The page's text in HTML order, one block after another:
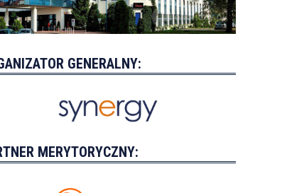
GENERALNY:
MERYTORYCZNY: